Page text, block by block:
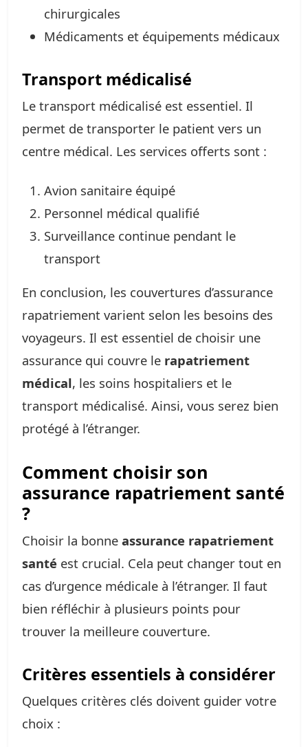
chirurgicales
Médicaments et équipements médicaux
Transport médicalisé
Le transport médicalisé est essentiel. Il
permet de transporter le patient vers un
centre médical. Les services offerts sont :
Avion sanitaire équipé
Personnel médical qualifié
Surveillance continue pendant le
transport
En conclusion, les couvertures d’assurance
rapatriement varient selon les besoins des
voyageurs. Il est essentiel de choisir une
assurance qui couvre le rapatriement
médical, les soins hospitaliers et le
transport médicalisé. Ainsi, vous serez bien
protégé à l’étranger.
Comment choisir son
assurance rapatriement santé
?
Choisir la bonne assurance rapatriement
santé est crucial. Cela peut changer tout en
cas d’urgence médicale à l’étranger. Il faut
bien réfléchir à plusieurs points pour
trouver la meilleure couverture.
Critères essentiels à considérer
Quelques critères clés doivent guider votre
choix :